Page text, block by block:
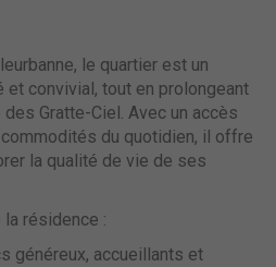
le quartier est un
convivial, tout en prolongeant
des Gratte-Ciel. Avec un accès
du quotidien, il offre
la qualité de vie de ses
résidence :
généreux, accueillants et